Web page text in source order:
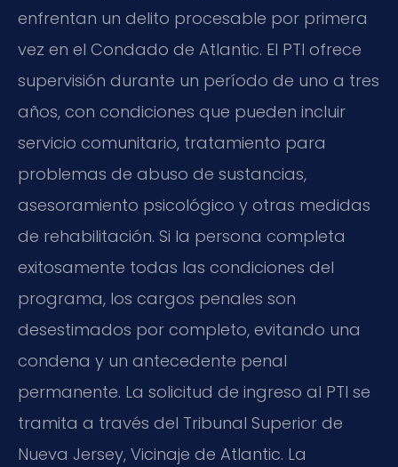
enfrentan un delito procesable por primera
vez en el Condado de Atlantic. El PTI ofrece
supervisión durante un período de uno a tres
años, con condiciones que pueden incluir
servicio comunitario, tratamiento para
problemas de abuso de sustancias,
asesoramiento psicológico y otras medidas
de rehabilitación. Si la persona completa
exitosamente todas las condiciones del
programa, los cargos penales son
desestimados por completo, evitando una
condena y un antecedente penal
permanente. La solicitud de ingreso al PTI se
tramita a través del Tribunal Superior de
Nueva Jersey, Vicinaje de Atlantic. La